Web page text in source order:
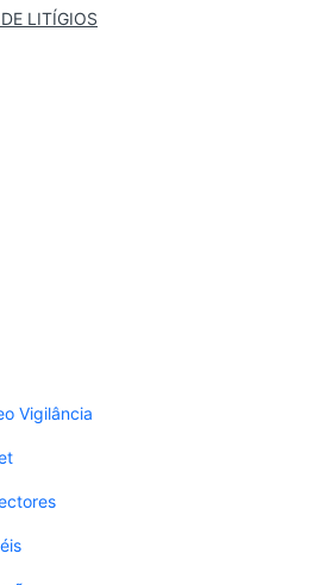
LITÍGIOS
Vigilância